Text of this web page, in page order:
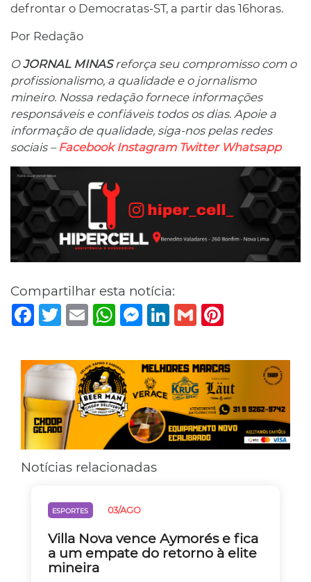
defrontar o Democratas-ST, a partir das 16horas.
Por Redação
OJORNAL MINASreforça seu compromisso com o
profissionalismo, a qualidade e o jornalismo
mineiro. Nossa redação fornece informações
responsáveis ​​e confiáveis ​​todos os dias. Apoie a
informação de qualidade, siga-nos pelas redes
sociais – Facebook Instagram Twitter Whatsapp
Compartilhar esta notícia:
Facebook
TwitterEmail WhatsAppMessenger
LinkedIn
Gmail
Notícias relacionadas
ESPORTES 03/AGO
Villa Nova vence Aymorés e fica
a um empate do retorno à elite
mineira